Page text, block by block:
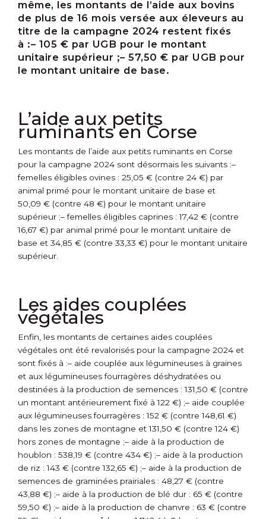
même, les montants de l’aide aux bovins
de plus de 16 mois versée aux éleveurs au
titre de la campagne 2024 restent fixés
à :– 105 € par UGB pour le montant
unitaire supérieur ;– 57,50 € par UGB pour
le montant unitaire de base.
L’aide aux petits
ruminants en Corse
Les montants de l’aide aux petits ruminants en Corse
pour la campagne 2024 sont désormais les suivants :–
femelles éligibles ovines : 25,05 € (contre 24 €) par
animal primé pour le montant unitaire de base et
50,09 € (contre 48 €) pour le montant unitaire
supérieur ;– femelles éligibles caprines : 17,42 € (contre
16,67 €) par animal primé pour le montant unitaire de
base et 34,85 € (contre 33,33 €) pour le montant unitaire
supérieur.
Les aides couplées
végétales
Enfin, les montants de certaines aides couplées
végétales ont été revalorisés pour la campagne 2024 et
sont fixés à :– aide couplée aux légumineuses à graines
et aux légumineuses fourragères déshydratées ou
destinées à la production de semences : 131,50 € (contre
un montant antérieurement fixé à 122 €) ;– aide couplée
aux légumineuses fourragères : 152 € (contre 148,61 €)
dans les zones de montagne et 131,50 € (contre 124 €)
hors zones de montagne ;– aide à la production de
houblon : 538,19 € (contre 434 €) ;– aide à la production
de riz : 143 € (contre 132,65 €) ;– aide à la production de
semences de graminées prairiales : 48,27 € (contre
43,88 €) ;– aide à la production de blé dur : 65 € (contre
59,50 €) ;– aide à la production de chanvre : 63 € (contre